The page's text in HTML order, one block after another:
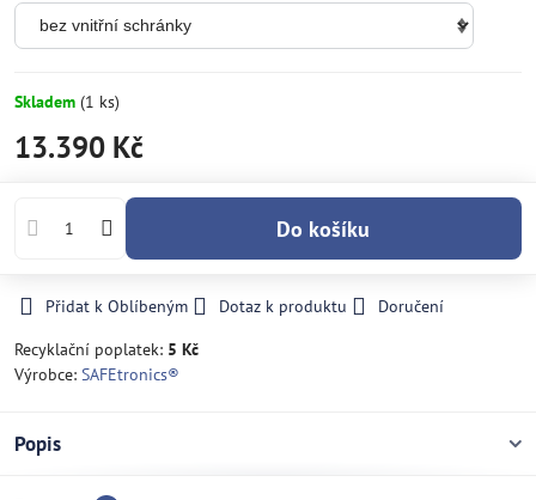
Skladem (1 ks)
13.390 Kč
Do košíku
Přidat k Oblíbeným Dotaz k produktu
Doručení
Recyklační poplatek: 5 Kč
Výrobce: SAFEtronics®
Popis